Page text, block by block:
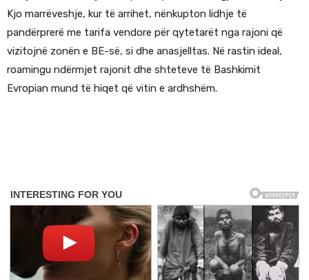
Kjo marrëveshje, kur të arrihet, nënkupton lidhje të
pandërprerë me tarifa vendore për qytetarët nga rajoni që
vizitojnë zonën e BE-së, si dhe anasjelltas. Në rastin ideal,
roamingu ndërmjet rajonit dhe shteteve të Bashkimit
Evropian mund të hiqet që vitin e ardhshëm.